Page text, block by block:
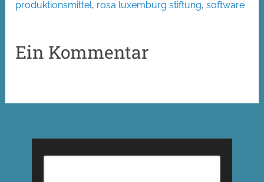
produktionsmittel, rosa luxemburg stiftung,software
Ein Kommentar